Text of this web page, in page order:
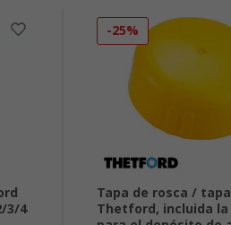
3/4
-25%
Tapa de rosca /
Thetford, incluida la